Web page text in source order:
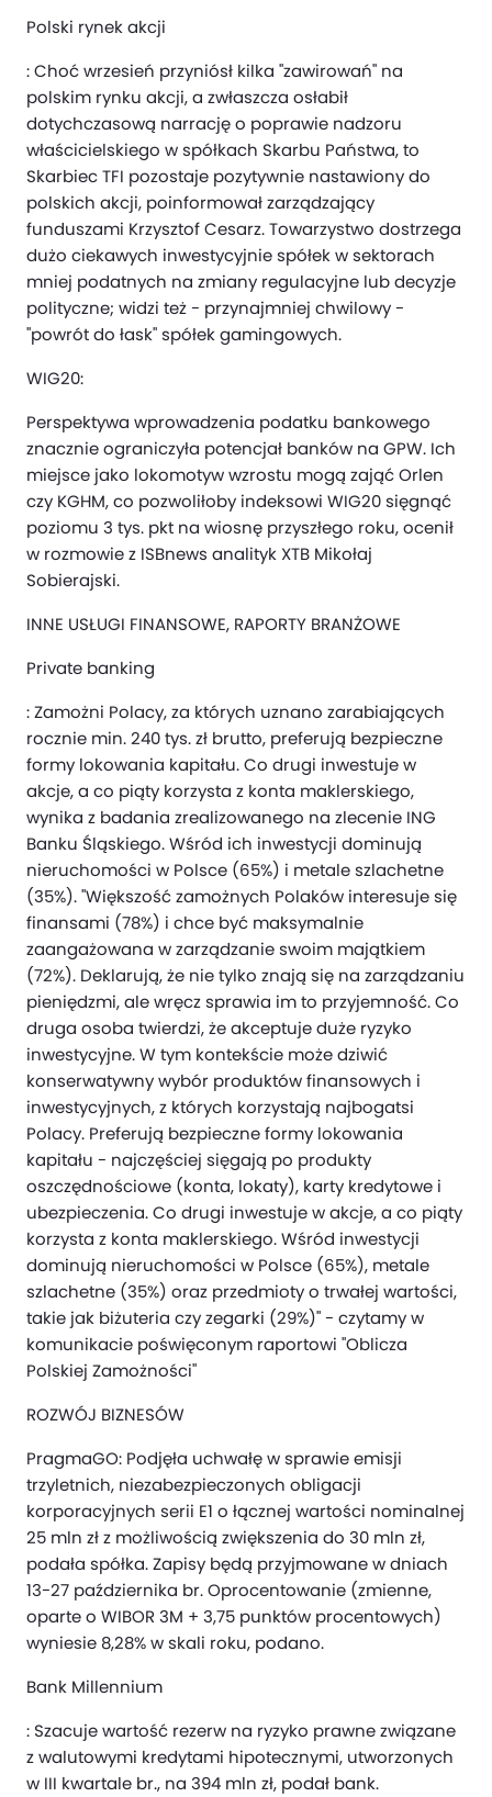
Polski rynek akcji
: Choć wrzesień przyniósł kilka "zawirowań" na
polskim rynku akcji, a zwłaszcza osłabił
dotychczasową narrację o poprawie nadzoru
właścicielskiego w spółkach Skarbu Państwa, to
Skarbiec TFI pozostaje pozytywnie nastawiony do
polskich akcji, poinformował zarządzający
funduszami Krzysztof Cesarz. Towarzystwo dostrzega
dużo ciekawych inwestycyjnie spółek w sektorach
mniej podatnych na zmiany regulacyjne lub decyzje
polityczne; widzi też - przynajmniej chwilowy -
"powrót do łask" spółek gamingowych.
WIG20:
Perspektywa wprowadzenia podatku bankowego
znacznie ograniczyła potencjał banków na GPW. Ich
miejsce jako lokomotyw wzrostu mogą zająć Orlen
czy KGHM, co pozwoliłoby indeksowi WIG20 sięgnąć
poziomu 3 tys. pkt na wiosnę przyszłego roku, ocenił
w rozmowie z ISBnews analityk XTB Mikołaj
Sobierajski.
INNE USŁUGI FINANSOWE, RAPORTY BRANŻOWE
Private banking
: Zamożni Polacy, za których uznano zarabiających
rocznie min. 240 tys. zł brutto, preferują bezpieczne
formy lokowania kapitału. Co drugi inwestuje w
akcje, a co piąty korzysta z konta maklerskiego,
wynika z badania zrealizowanego na zlecenie ING
Banku Śląskiego. Wśród ich inwestycji dominują
nieruchomości w Polsce (65%) i metale szlachetne
(35%). "Większość zamożnych Polaków interesuje się
finansami (78%) i chce być maksymalnie
zaangażowana w zarządzanie swoim majątkiem
(72%). Deklarują, że nie tylko znają się na zarządzaniu
pieniędzmi, ale wręcz sprawia im to przyjemność. Co
druga osoba twierdzi, że akceptuje duże ryzyko
inwestycyjne. W tym kontekście może dziwić
konserwatywny wybór produktów finansowych i
inwestycyjnych, z których korzystają najbogatsi
Polacy. Preferują bezpieczne formy lokowania
kapitału - najczęściej sięgają po produkty
oszczędnościowe (konta, lokaty), karty kredytowe i
ubezpieczenia. Co drugi inwestuje w akcje, a co piąty
korzysta z konta maklerskiego. Wśród inwestycji
dominują nieruchomości w Polsce (65%), metale
szlachetne (35%) oraz przedmioty o trwałej wartości,
takie jak biżuteria czy zegarki (29%)" - czytamy w
komunikacie poświęconym raportowi "Oblicza
Polskiej Zamożności"
ROZWÓJ BIZNESÓW
PragmaGO: Podjęła uchwałę w sprawie emisji
trzyletnich, niezabezpieczonych obligacji
korporacyjnych serii E1 o łącznej wartości nominalnej
25 mln zł z możliwością zwiększenia do 30 mln zł,
podała spółka. Zapisy będą przyjmowane w dniach
13-27 października br. Oprocentowanie (zmienne,
oparte o WIBOR 3M + 3,75 punktów procentowych)
wyniesie 8,28% w skali roku, podano.
Bank Millennium
: Szacuje wartość rezerw na ryzyko prawne związane
z walutowymi kredytami hipotecznymi, utworzonych
w III kwartale br., na 394 mln zł, podał bank.